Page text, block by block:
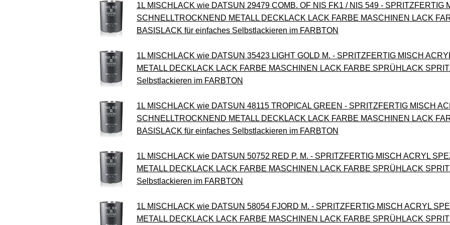
1L MISCHLACK wie DATSUN 29479 COMB. OF NIS FK1 / NIS 549 - SPRITZFERTIG
SCHNELLTROCKNEND METALL DECKLACK LACK FARBE MASCHINEN LACK
BASISLACK für einfaches Selbstlackieren im FARBTON
1L MISCHLACK wie DATSUN 35423 LIGHT GOLD M. - SPRITZFERTIG MISCH
METALL DECKLACK LACK FARBE MASCHINEN LACK FARBE SPRÜHLACK
Selbstlackieren im FARBTON
1L MISCHLACK wie DATSUN 48115 TROPICAL GREEN - SPRITZFERTIG MISCH
SCHNELLTROCKNEND METALL DECKLACK LACK FARBE MASCHINEN LACK
BASISLACK für einfaches Selbstlackieren im FARBTON
1L MISCHLACK wie DATSUN 50752 RED P. M. - SPRITZFERTIG MISCH ACRYL
METALL DECKLACK LACK FARBE MASCHINEN LACK FARBE SPRÜHLACK
Selbstlackieren im FARBTON
1L MISCHLACK wie DATSUN 58054 FJORD M. - SPRITZFERTIG MISCH ACRYL
METALL DECKLACK LACK FARBE MASCHINEN LACK FARBE SPRÜHLACK